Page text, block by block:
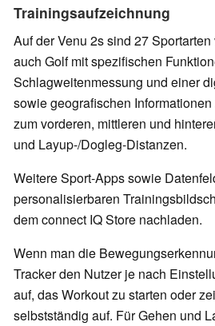
Trainingsaufzeichnung
Auf der Venu 2s sind 27
auch Golf mit spezifischen
Schlagweitenmessung und einer
sowie geografischen
zum vorderen, mittleren und
und Layup-/Dogleg-Distanzen.
Weitere Sport-Apps sowie
personalisierbaren
dem connect IQ Store nachladen.
Wenn man die
Tracker den Nutzer je nach
auf, das Workout zu starten oder
selbstständig auf. Für Gehen und